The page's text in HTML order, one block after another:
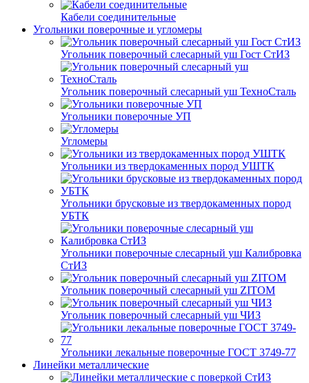
Кабели соединительные
Угольники поверочные и угломеры
Угольник поверочный слесарный уш Гост СтИЗ
Угольник поверочный слесарный уш ТехноСталь
Угольники поверочные УП
Угломеры
Угольники из твердокаменных пород УШТК
Угольники брусковые из твердокаменных пород
УБТК
Угольники поверочные слесарный уш Калибровка
СтИЗ
Угольник поверочный слесарный уш ZITOM
Угольник поверочный слесарный уш ЧИЗ
Угольники лекальные поверочные ГОСТ 3749-77
Линейки металлические